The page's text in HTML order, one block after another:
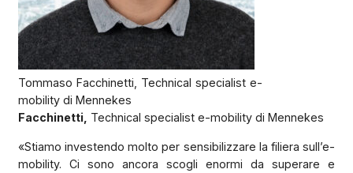
Tommaso Facchinetti, Technical specialist e-
mobility di Mennekes
Facchinetti, Technical specialist e-mobility di Mennekes
«Stiamo investendo molto per sensibilizzare la filiera sull’e-
mobility. Ci sono ancora scogli enormi da superare e